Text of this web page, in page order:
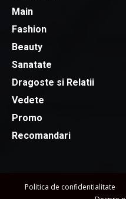
Main
Fashion
Beauty
Sanatate
Dragoste si Relatii
Vedete
Promo
Recomandari
Politica de confidentialitate